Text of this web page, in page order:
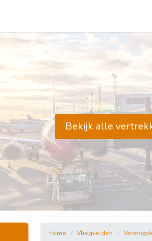
Bekijk alle
Home Vliegvelden